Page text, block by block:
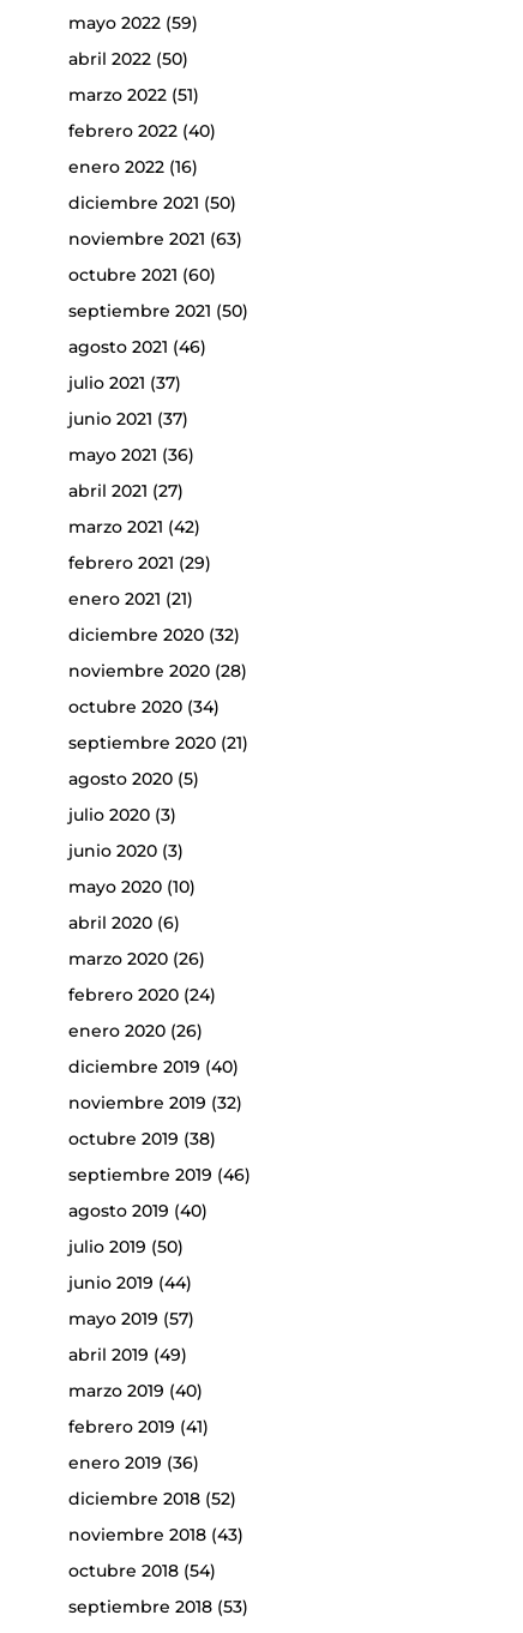
mayo 2022(59)
abril 2022(50)
marzo 2022(51)
febrero 2022(40)
enero 2022(16)
diciembre 2021 (50)
noviembre 2021 (63)
octubre 2021 (60)
septiembre 2021 (50)
agosto 2021 (46)
julio 2021 (37)
junio 2021 (37)
mayo 2021 (36)
abril 2021 (27)
marzo 2021 (42)
febrero 2021 (29)
enero 2021 (21)
diciembre 2020(32)
noviembre 2020(28)
octubre 2020(34)
septiembre 2020(21)
agosto 2020(5)
julio 2020(3)
junio 2020(3)
mayo 2020(10)
abril 2020(6)
marzo 2020(26)
febrero 2020(24)
enero 2020(26)
diciembre 2019 (40)
noviembre 2019 (32)
octubre 2019 (38)
septiembre 2019 (46)
agosto 2019 (40)
julio 2019 (50)
junio 2019 (44)
mayo 2019 (57)
abril 2019 (49)
marzo 2019 (40)
febrero 2019 (41)
enero 2019 (36)
diciembre 2018(52)
noviembre 2018(43)
octubre 2018(54)
septiembre 2018(53)